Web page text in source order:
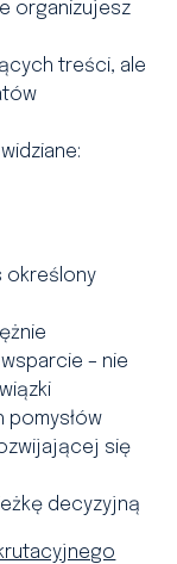
organizujesz
treści, ale
określony
– nie
pomysłów
się
decyzyjną